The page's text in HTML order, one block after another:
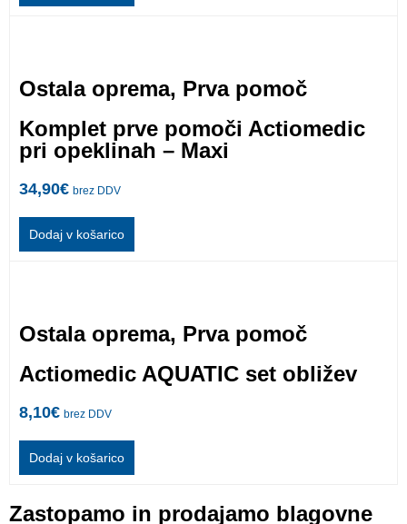
Ostala oprema, Prva pomoč
Komplet prve pomoči Actiomedic
pri opeklinah – Maxi
34,90€ brez DDV
Dodaj v košarico
Ostala oprema, Prva pomoč
Actiomedic AQUATIC set obližev
8,10€ brez DDV
Dodaj v košarico
Zastopamo in prodajamo blagovne